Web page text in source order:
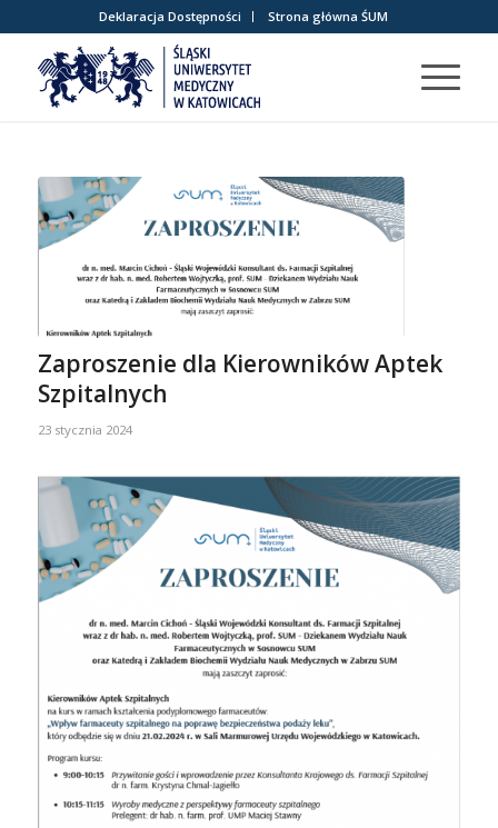
Deklaracja Dostępności Strona główna ŚUM
Zaproszenie dla Kierowników Aptek
Szpitalnych
23 stycznia 2024